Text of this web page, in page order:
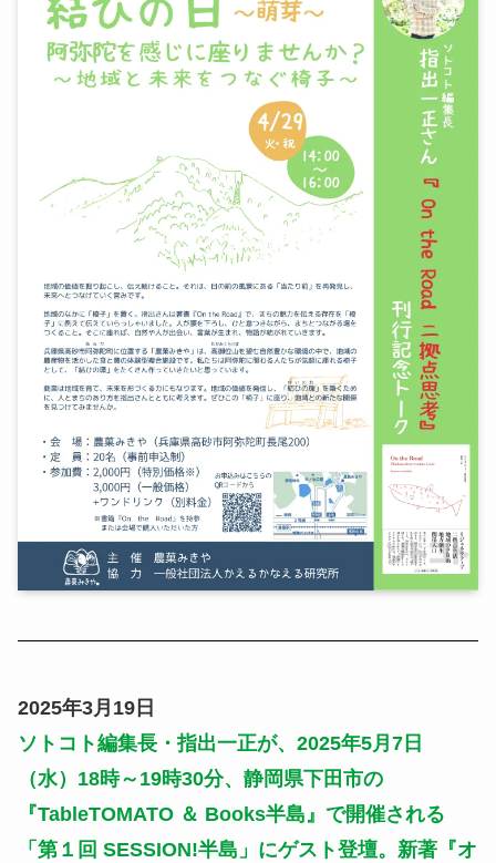
2025年3月19日
ソトコト編集長・指出一正が、2025年5月7日
（水）18時～19時30分、静岡県下田市の
『TableTOMATO ＆ Books半島』で開催される
「 第１回 SESSION!半島 」にゲスト登壇。 新著『オ